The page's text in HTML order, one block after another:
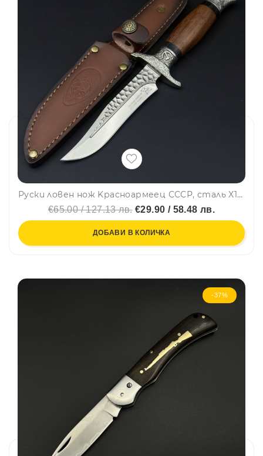
Руски ловен нож Kрасноармеец СССР, сталь X12МФ, ручбная работа, ковка, кожена кания, шита
€65.00 / 127.13 лв.€29.90 / 58.48 лв.
ДОБАВИ В КОЛИЧКА
-37%